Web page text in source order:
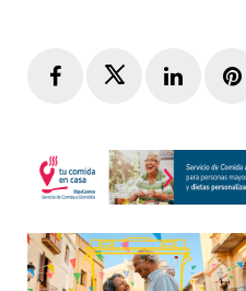
FacebookTwitter